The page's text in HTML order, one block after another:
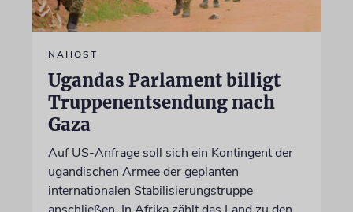
NAHOST
Ugandas Parlament billigt
Truppenentsendung nach
Gaza
Auf US-Anfrage soll sich ein Kontingent der
ugandischen Armee der geplanten
internationalen Stabilisierungstruppe